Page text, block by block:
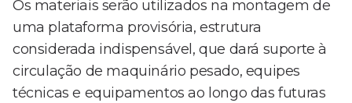
Os materiais serão utilizados na montagem de
uma plataforma provisória, estrutura
considerada indispensável, que dará suporte à
circulação de maquinário pesado, equipes
técnicas e equipamentos ao longo das futuras